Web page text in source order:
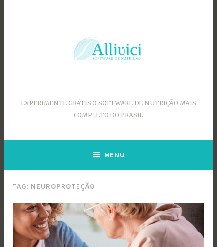
EXPERIMENTE GRÁTIS O SOFTWARE DE NUTRIÇÃO MAIS
COMPLETO DO BRASIL
MENU
TAG: NEUROPROTEÇÃO